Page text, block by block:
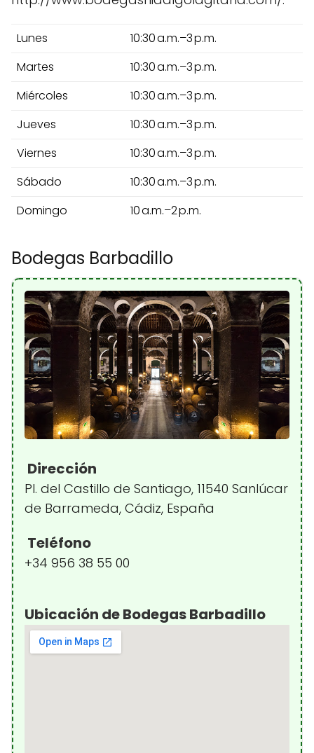
Lunes
10:30 a.m.–3 p.m.
Martes
10:30 a.m.–3 p.m.
Miércoles
10:30 a.m.–3 p.m.
Jueves
10:30 a.m.–3 p.m.
Viernes
10:30 a.m.–3 p.m.
Sábado
10:30 a.m.–3 p.m.
Domingo
10 a.m.–2 p.m.
Bodegas Barbadillo
Dirección
Pl. del Castillo de Santiago, 11540 Sanlúcar
de Barrameda, Cádiz, España
Teléfono
+34 956 38 55 00
Ubicación de Bodegas Barbadillo